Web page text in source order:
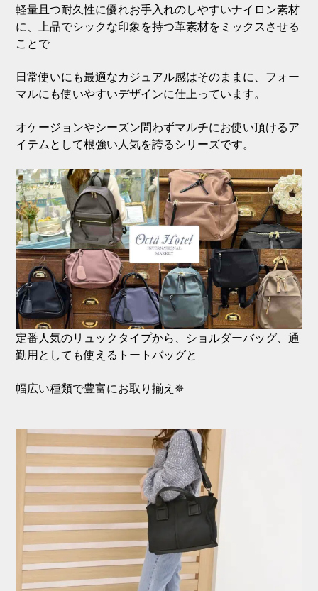
軽量且つ耐久性に優れお手入れのしやすいナイロン素材
に、上品でシックな印象を持つ革素材をミックスさせる
ことで
日常使いにも最適なカジュアル感はそのままに、フォー
マルにも使いやすいデザインに仕上っています。
オケージョンやシーズン問わずマルチにお使い頂けるア
イテムとして根強い人気を誇るシリーズです。
定番人気のリュックタイプから、ショルダーバッグ、通
勤用としても使えるトートバッグと
幅広い種類で豊富にお取り揃え✵